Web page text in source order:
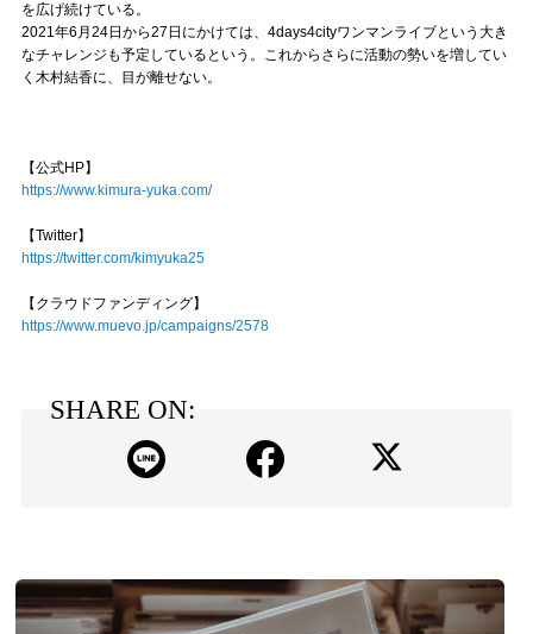
を広げ続けている。
2021年6月24日から27日にかけては、4days4cityワンマンライブという大き
なチャレンジも予定しているという。これからさらに活動の勢いを増してい
く木村結香に、目が離せない。
【公式HP】
https://www.kimura-yuka.com/
【Twitter】
https://twitter.com/kimyuka25
【クラウドファンディング】
https://www.muevo.jp/campaigns/2578
SHARE ON: